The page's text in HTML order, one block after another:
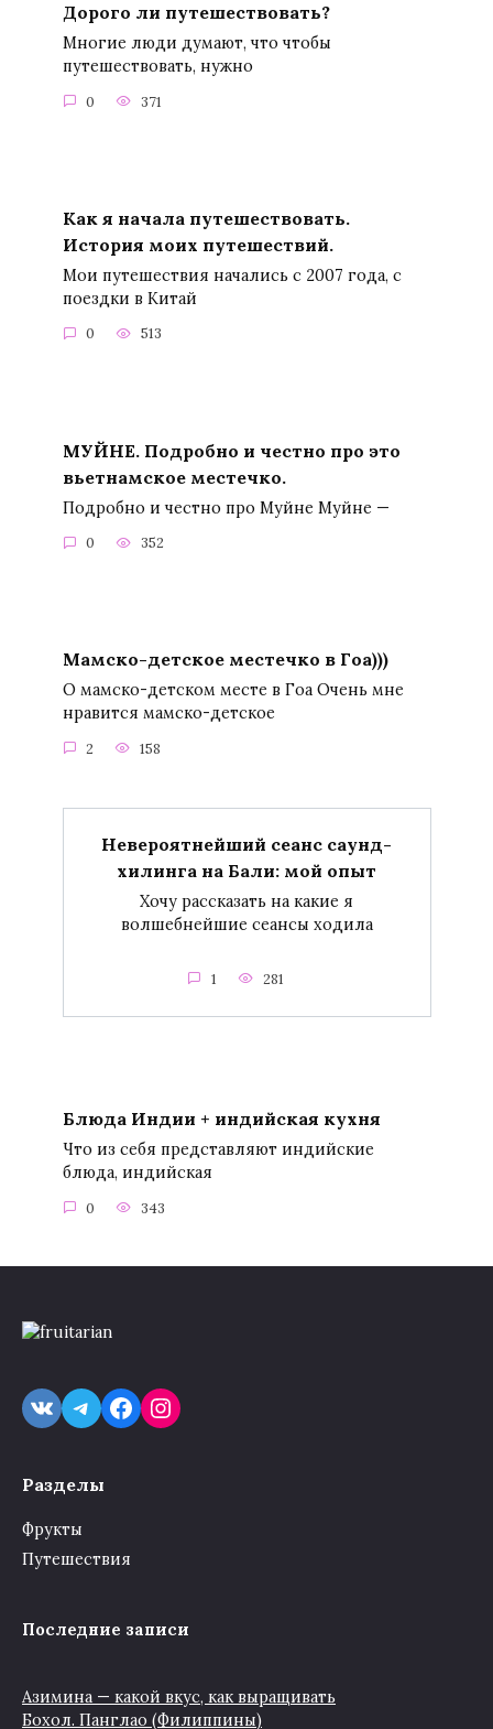
Дорого ли путешествовать?
Многие люди думают, что чтобы
путешествовать, нужно
0 371
Как я начала путешествовать.
История моих путешествий.
Мои путешествия начались с 2007 года, с
поездки в Китай
0 513
МУЙНЕ. Подробно и честно про это
вьетнамское местечко.
Подробно и честно про Муйне Муйне —
0 352
Мамско-детское местечко в Гоа)))
О мамско-детском месте в Гоа Очень мне
нравится мамско-детское
2 158
Невероятнейший сеанс саунд-
хилинга на Бали: мой опыт
Хочу рассказать на какие я
волшебнейшие сеансы ходила
1 281
Блюда Индии + индийская кухня
Что из себя представляют индийские
блюда, индийская
0 343
VKTelegram
Facebook
Instagram
Разделы
Фрукты
Путешествия
Последние записи
Азимина — какой вкус, как выращивать
Бохол. Панглао (Филиппины)